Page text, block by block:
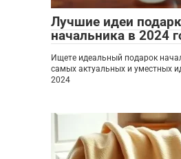
Лучшие идеи
начальника в 2024
Ищете идеальный подарок
самых актуальных и уместных
2024